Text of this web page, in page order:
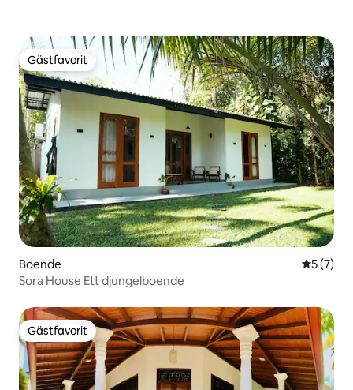
Gästfavorit
Gästfavorit
Boende 5 av 5 i
5 (7)
Sora House Ett djungelboende
Gästfavorit
Gästfavorit